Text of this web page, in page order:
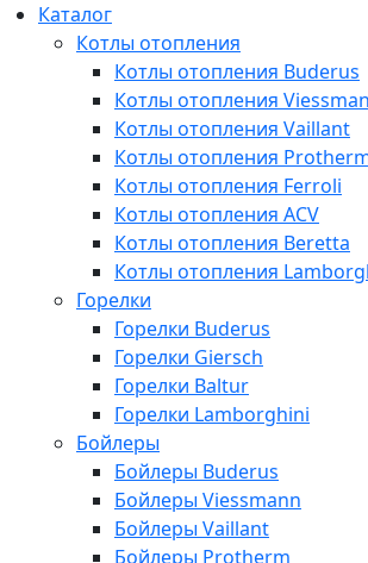
Каталог
Котлы отопления
Котлы отопления Buderus
Котлы отопления
Котлы отопления Vaillant
Котлы отопления
Котлы отопления Ferroli
Котлы отопления ACV
Котлы отопления Beretta
Котлы отопления
Горелки
Горелки Buderus
Горелки Giersch
Горелки Baltur
Горелки Lamborghini
Бойлеры
Бойлеры Buderus
Бойлеры Viessmann
Бойлеры Vaillant
Бойлеры Protherm